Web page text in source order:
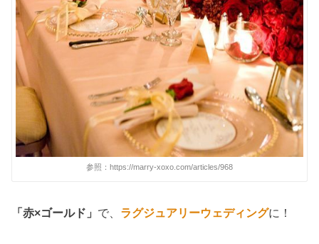
参照：https://marry-xoxo.com/articles/968
「赤×ゴールド」 で、 ラグジュアリーウェディングに！